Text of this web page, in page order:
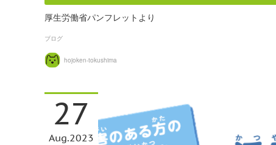
厚生労働省パンフレットより
ブログ
hojoken-tokushima
27
Aug 2023